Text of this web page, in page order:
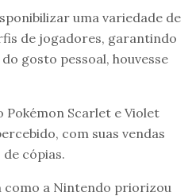
uma variedade de
de jogadores, garantindo
gosto pessoal, houvesse
Scarlet e Violet
com suas vendas
cópias.
como a Nintendo priorizou